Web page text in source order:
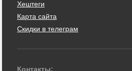
Хештеги
Карта сайта
Скидки в телеграм
Контакты: